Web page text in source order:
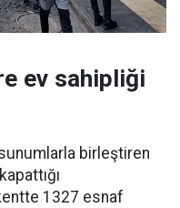
ev sahipliği
birleştiren
1327 esnaf